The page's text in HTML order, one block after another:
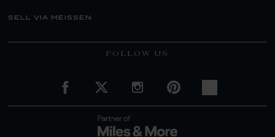
sell via meissen
FOLLOW US